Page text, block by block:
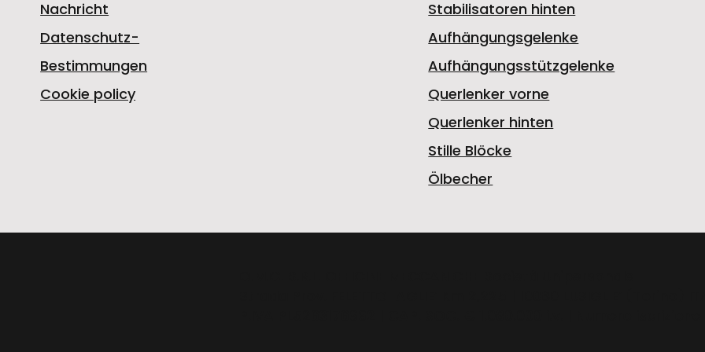
Stabilisatoren hinten
Aufhängungsgelenke
Aufhängungsstützgelenke
Querlenker vorne
Querlenker hinten
Stille Blöcke
Ölbecher
Nachricht
Datenschutz-
Bestimmungen
Cookie policy